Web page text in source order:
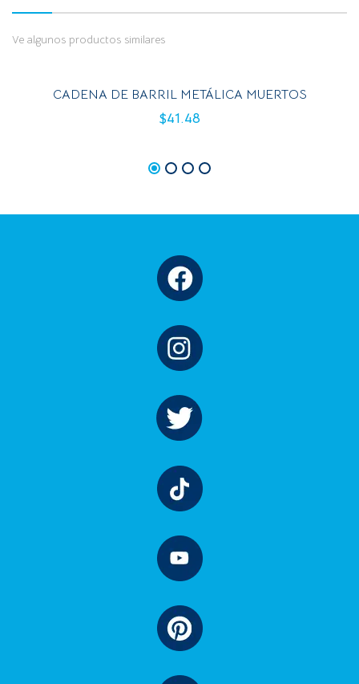
Ve algunos productos similares
CADENA DE BARRIL METÁLICA MUERTOS
$41.48